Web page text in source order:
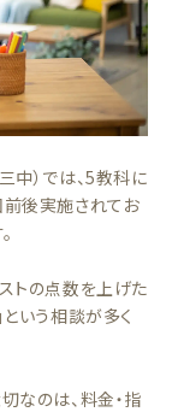
中）では、5教科に
後実施されてお
トの点数を上げた
いう相談が多く
なのは、料金・指